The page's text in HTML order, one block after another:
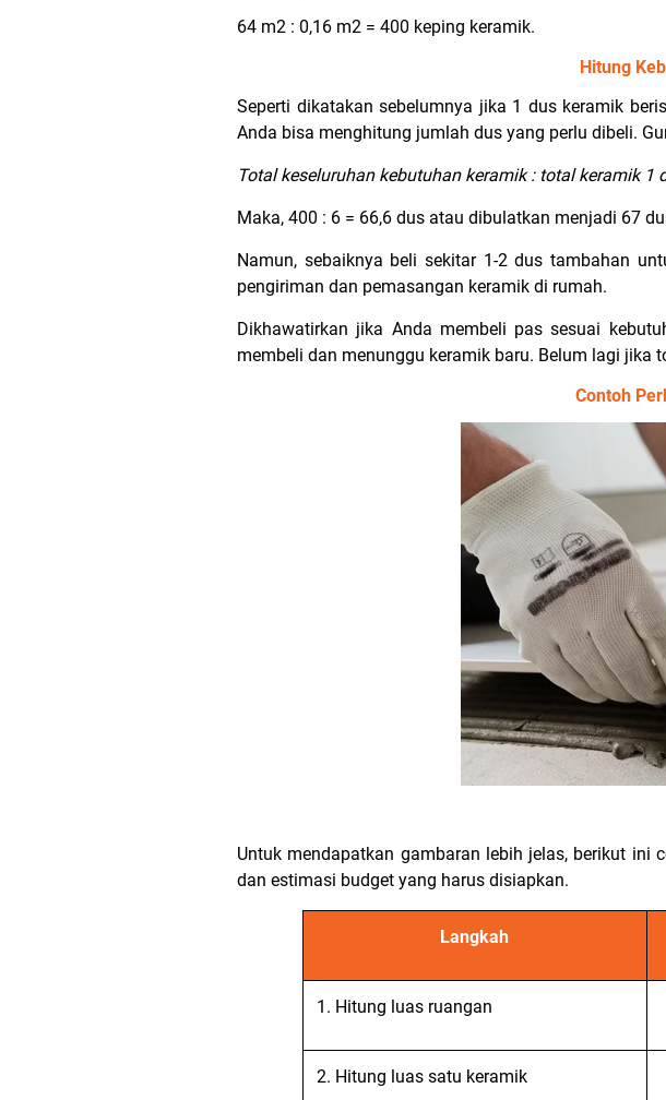
64 m2 : 0,16 m2 = 400 keping keramik.
Hitung
Seperti dikatakan sebelumnya jika 1 dus keramik
Anda bisa menghitung jumlah dus yang perlu dibeli.
Total keseluruhan kebutuhan keramik : total keramik 1
Maka, 400 : 6 = 66,6 dus atau dibulatkan menjadi 67
Namun, sebaiknya beli sekitar 1-2 dus tambahan
pengiriman dan pemasangan keramik di rumah.
Dikhawatirkan jika Anda membeli pas sesuai
membeli dan menunggu keramik baru. Belum lagi jika
Contoh
Untuk mendapatkan gambaran lebih jelas, berikut ini
dan estimasi budget yang harus disiapkan.
Langkah
1. Hitung luas ruangan
2. Hitung luas satu keramik